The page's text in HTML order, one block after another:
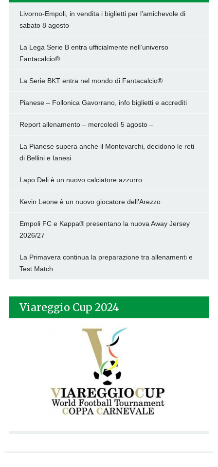
Livorno-Empoli, in vendita i biglietti per l’amichevole di
sabato 8 agosto
La Lega Serie B entra ufficialmente nell’universo
Fantacalcio®
La Serie BKT entra nel mondo di Fantacalcio®
Pianese – Follonica Gavorrano, info biglietti e accrediti
Report allenamento – mercoledì 5 agosto –
La Pianese supera anche il Montevarchi, decidono le reti
di Bellini e Ianesi
Lapo Deli è un nuovo calciatore azzurro
Kevin Leone è un nuovo giocatore dell’Arezzo
Empoli FC e Kappa® presentano la nuova Away Jersey
2026/27
La Primavera continua la preparazione tra allenamenti e
Test Match
Viareggio Cup 2024